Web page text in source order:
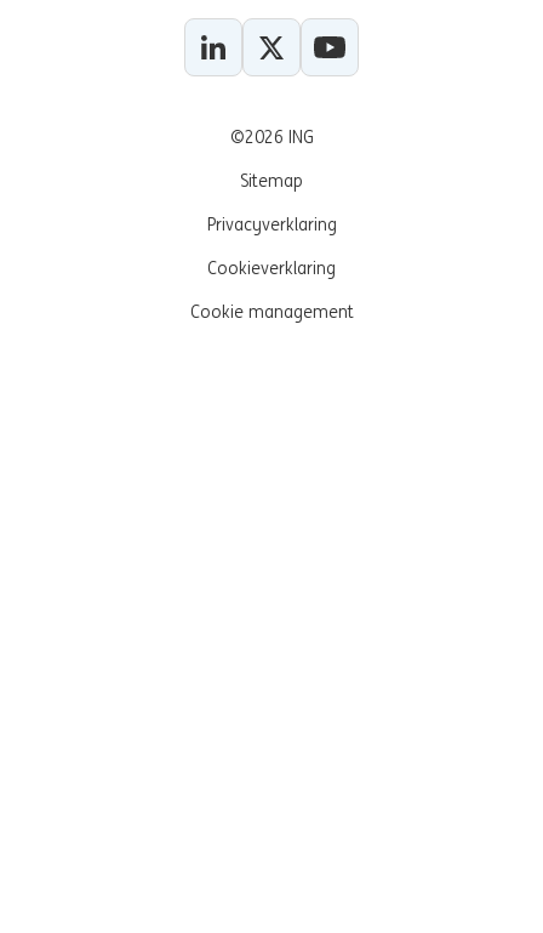
LinkedIn
X YouTube
©2026 ING
Sitemap
Privacyverklaring
Cookieverklaring
Cookie management